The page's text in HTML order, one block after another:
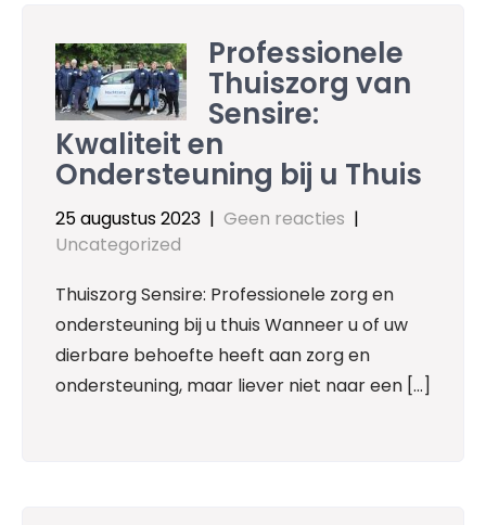
Professionele
Thuiszorg van
Sensire:
Kwaliteit en
Ondersteuning bij u Thuis
25 augustus 2023 | Geen reacties |
Uncategorized
Thuiszorg Sensire: Professionele zorg en
ondersteuning bij u thuis Wanneer u of uw
dierbare behoefte heeft aan zorg en
ondersteuning, maar liever niet naar een […]